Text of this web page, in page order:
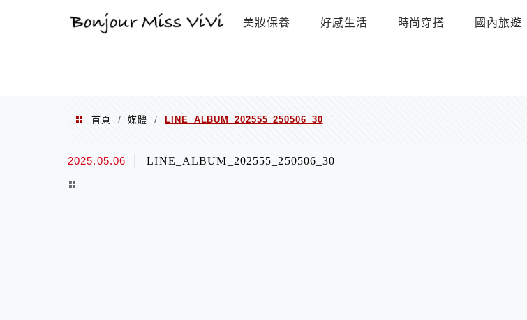
美妝保養 好感生活 時尚穿搭 國內旅遊
首頁 / 媒體 / LINE_ALBUM_202555_250506_30
2025.05.06 LINE_ALBUM_202555_250506_30